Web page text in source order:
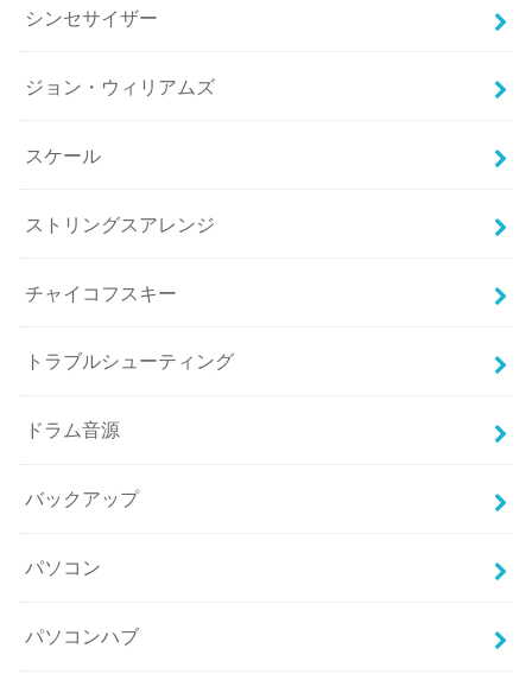
シンセサイザー
ジョン・ウィリアムズ
スケール
ストリングスアレンジ
チャイコフスキー
トラブルシューティング
ドラム音源
バックアップ
パソコン
パソコンハブ